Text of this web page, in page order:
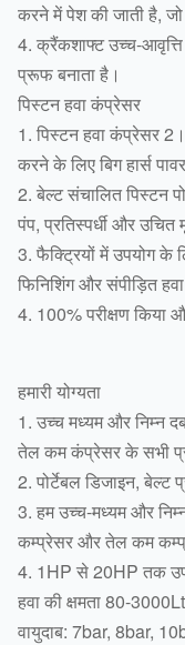
करने में पेश की जाती है,
4. क्रैंकशाफ्ट उच्च-
प्रूफ बनाता है।
पिस्टन हवा कंप्रेसर
1. पिस्टन हवा कंप्रेसर
करने के लिए बिग हार्स
2. बेल्ट संचालित पिस्टन
पंप, प्रतिस्पर्धी और उचित
3. फैक्ट्रियों में उपयोग के
फिनिशिंग और संपीड़ित
4. 100% परीक्षण किया
हमारी योग्यता
1. उच्च मध्यम और निम्न
तेल कम कंप्रेसर के सभी
2. पोर्टेबल डिजाइन, बेल्ट
3. हम उच्च-मध्यम और
कम्प्रेसर और तेल कम
4. 1HP से 20HP तक
हवा की क्षमता 80-
वायुदाब: 7bar, 8bar,